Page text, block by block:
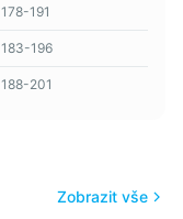
178-191
183-196
188-201
Zobrazit vše